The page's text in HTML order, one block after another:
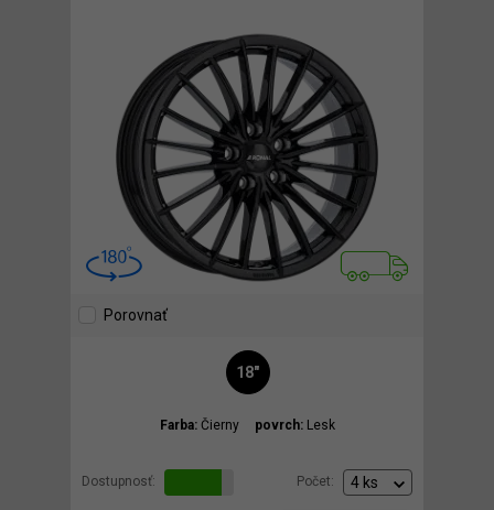
Porovnať
18"
Farba: Čierny povrch: Lesk
Dostupnosť: Počet: